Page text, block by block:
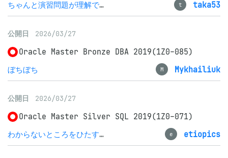
ちゃんと演習問題が理解できれば危なげなく合格
t taka53
公開日 2026/03/27
Oracle Master Bronze DBA 2019(1Z0-085)
ぼちぼち
M Mykhailiuk
公開日 2026/03/27
Oracle Master Silver SQL 2019(1Z0-071)
わからないところをひたすらつぶして合格
e etiopics